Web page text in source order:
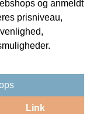
og anmeldt
prisniveau,
Link